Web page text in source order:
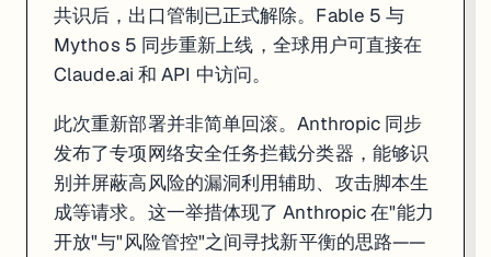
从竞争格局看，Sonnet 5 的全量上线与 OpenAI GPT-5.6 系列几乎同
来源:Anthropic 新闻室·Releasebot Anthropic 更新日志
3. OpenAI GPT-5.6 三档模型家族：Sol /
共识后，出口管制已正式解除。Fable 5 与
Mythos 5 同步重新上线，全球用户可直接在
Claude.ai 和 API 中访问。
此次重新部署并非简单回滚。Anthropic 同步
发布了专项网络安全任务拦截分类器，能够识
别并屏蔽高风险的漏洞利用辅助、攻击脚本生
成等请求。这一举措体现了 Anthropic 在"能力
开放"与"风险管控"之间寻找新平衡的思路——